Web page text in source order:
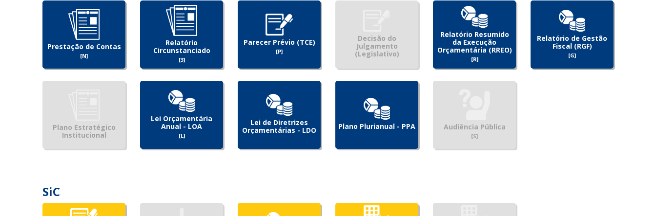
Prestação de Contas
[N]
Relatório
Circunstanciado
[3]
Parecer Prévio (TCE)
[P]
Decisão do
Julgamento
(Legislativo)
Relatório Resumido
da Execução
Orçamentária (RREO)
[R]
Relatório de Gestão
Fiscal (RGF)
[G]
Plano Estratégico
Institucional
Lei Orçamentária
Anual - LOA
[L]
Lei de Diretrizes
Orçamentárias - LDO
Plano Plurianual - PPA Audiência Pública
[S]
SiC